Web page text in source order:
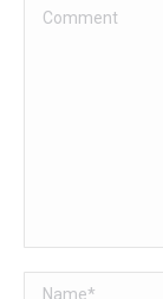
Comment
Name *